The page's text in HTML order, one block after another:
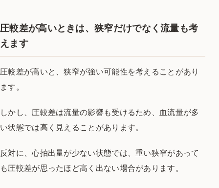
圧較差が高いときは、狭窄だけでなく流量も考
えます
圧較差が高いと、狭窄が強い可能性を考えることがあり
ます。
しかし、圧較差は流量の影響も受けるため、血流量が多
い状態では高く見えることがあります。
反対に、心拍出量が少ない状態では、重い狭窄があって
も圧較差が思ったほど高く出ない場合があります。